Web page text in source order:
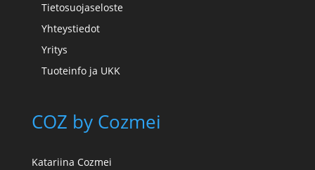
Tietosuojaseloste
Yhteystiedot
Yritys
Tuoteinfo ja UKK
COZ by Cozmei
Katariina Cozmei